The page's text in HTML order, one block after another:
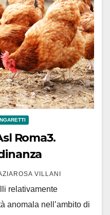
VILLANI
relativamente
anomala nell’ambito di